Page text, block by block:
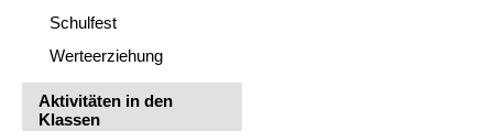
Schulfest
Werteerziehung
Aktivitäten in den
Klassen